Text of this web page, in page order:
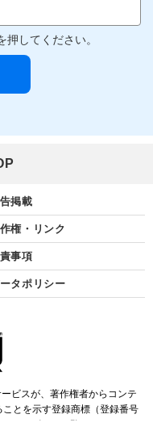
してください。
掲載
権・リンク
事項
タポリシー
ビスが、著作権者からコンテ
とを示す登録商標（登録番号
サービスの一覧は